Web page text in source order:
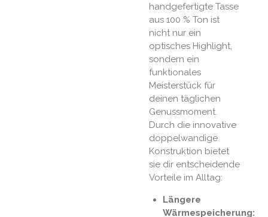
handgefertigte Tasse
aus 100 % Ton ist
nicht nur ein
optisches Highlight,
sondern ein
funktionales
Meisterstück für
deinen täglichen
Genussmoment.
Durch die innovative
doppelwandige
Konstruktion bietet
sie dir entscheidende
Vorteile im Alltag:
Längere
Wärmespeicherung: